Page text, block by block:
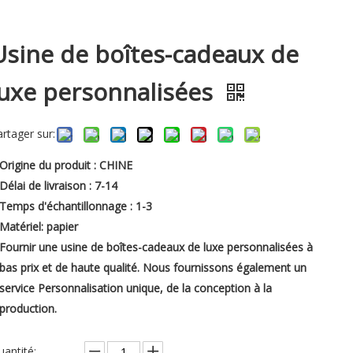
de boîtes-cadeaux de
personnalisées
sur:
Origine du produit : CHINE
Délai de livraison : 7-14
Temps d'échantillonnage : 1-3
Matériel: papier
Fournir une usine de boîtes-cadeaux de luxe personnalisées à
bas prix et de haute qualité. Nous fournissons également un
service Personnalisation unique, de la conception à la
production.